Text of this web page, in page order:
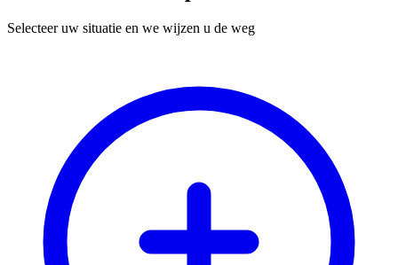
Selecteer uw situatie en we wijzen u de weg